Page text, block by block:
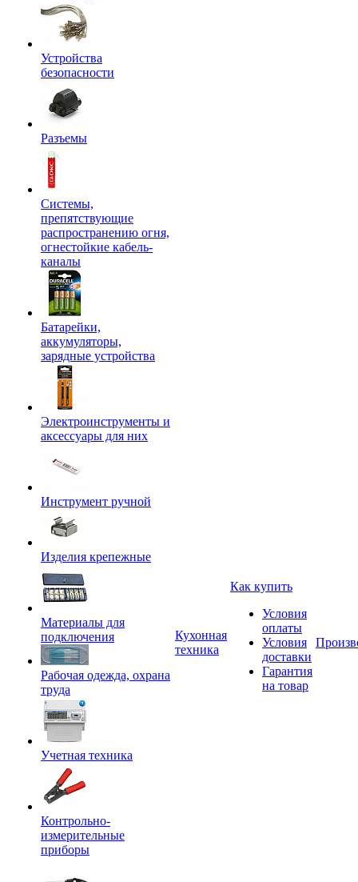
Устройства
безопасности
Разъемы
Системы,
препятствующие
распространению огня,
огнестойкие кабель-
каналы
Батарейки,
аккумуляторы,
зарядные устройства
Электроинструменты и
аксессуары для них
Инструмент ручной
Изделия крепежные
Материалы для
подключения
Рабочая одежда, охрана
труда
Учетная техника
Контрольно-
измерительные
приборы
Кухонная
техника
Как купить
Условия
оплаты
Условия
доставки
Гарантия
на товар